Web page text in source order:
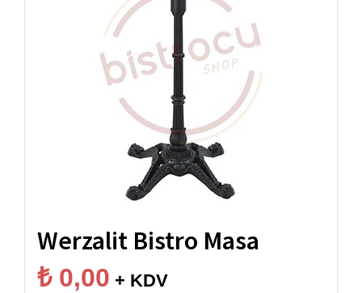
Werzalit Bistro Masa
₺0,00 + KDV